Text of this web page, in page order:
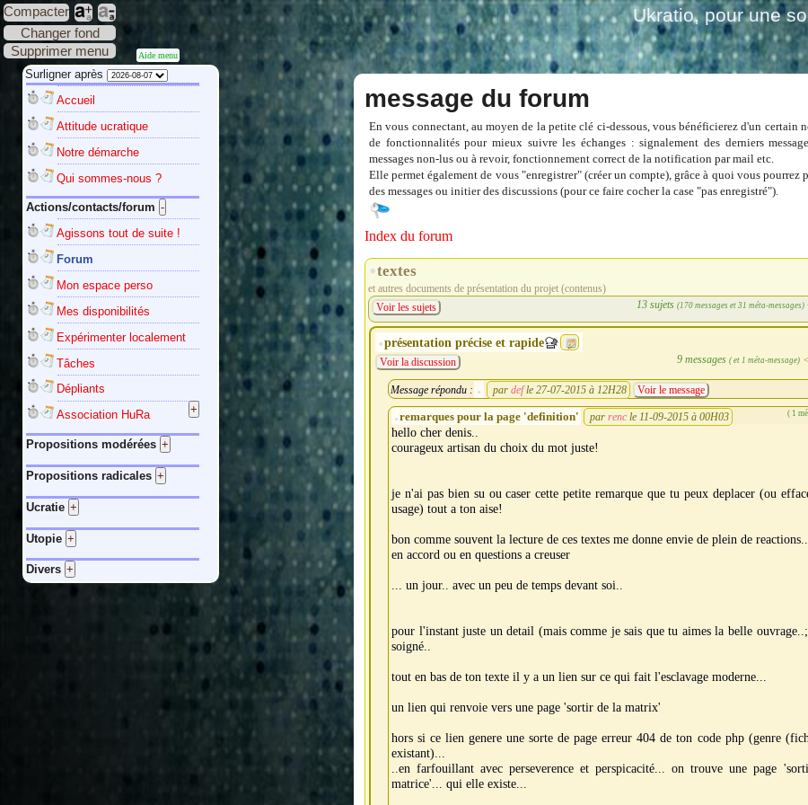
Compacter
Changer fond
Supprimer menu
Ukratio, pour une
Aide menu
Surligner après
Accueil
Attitude ucratique
Notre démarche
Qui sommes-nous ?
Actions/contacts/forum
Agissons tout de suite !
Forum
Mon espace perso
Mes disponibilités
Expérimenter localement
Tâches
Dépliants
Association HuRa
Propositions modérées
Propositions radicales
Ucratie
Utopie
Divers
message du forum
En vous connectant, au moyen de la petite clé ci-dessous, vous bénéficierez d'un certain
de fonctionnalités pour mieux suivre les échanges : signalement des derniers
messages non-lus ou à revoir, fonctionnement correct de la notification par mail etc.
Elle permet également de vous "enregistrer" (créer un compte), grâce à quoi vous pourrez
des messages ou initier des discussions (pour ce faire cocher la case "pas enregistré").
Index du forum
textes
et autres documents de présentation du projet (contenus)
13 sujets (170 messages et 31 méta-messages)
Voir les sujets
présentation précise et rapide
9 messages ( et 1 méta-message)<
Voir la discussion
Message répondu : par def le 27-07-2015 à 12H28 Voir le message
remarques pour la page 'definition' par renc le 11-09-2015 à 00H03 ( 1
hello cher denis..
courageux artisan du choix du mot juste!
je n'ai pas bien su ou caser cette petite remarque que tu peux deplacer (ou
usage) tout a ton aise!
bon comme souvent la lecture de ces textes me donne envie de plein de reactions...
en accord ou en questions a creuser
... un jour.. avec un peu de temps devant soi..
pour l'instant juste un detail (mais comme je sais que tu aimes la belle
soigné..
tout en bas de ton texte il y a un lien sur ce qui fait l'esclavage moderne...
un lien qui renvoie vers une page 'sortir de la matrix'
hors si ce lien genere une sorte de page erreur 404 de ton code php (genre
existant)...
..en farfouillant avec perseverence et perspicacité... on trouve une page
matrice'... qui elle existe...